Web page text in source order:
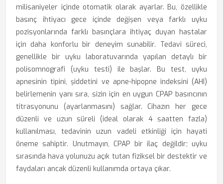
milisaniyeler içinde otomatik olarak ayarlar. Bu, özellikle
basınç ihtiyacı gece içinde değişen veya farklı uyku
pozisyonlarında farklı basınçlara ihtiyaç duyan hastalar
için daha konforlu bir deneyim sunabilir. Tedavi süreci,
genellikle bir uyku laboratuvarında yapılan detaylı bir
polisomnografi (uyku testi) ile başlar. Bu test, uyku
apnesinin tipini, şiddetini ve apne-hipopne indeksini (AHI)
belirlemenin yanı sıra, sizin için en uygun CPAP basıncının
titrasyonunu (ayarlanmasını) sağlar. Cihazın her gece
düzenli ve uzun süreli (ideal olarak 4 saatten fazla)
kullanılması, tedavinin uzun vadeli etkinliği için hayati
öneme sahiptir. Unutmayın, CPAP bir ilaç değildir; uyku
sırasında hava yolunuzu açık tutan fiziksel bir destektir ve
faydaları ancak düzenli kullanımda ortaya çıkar.